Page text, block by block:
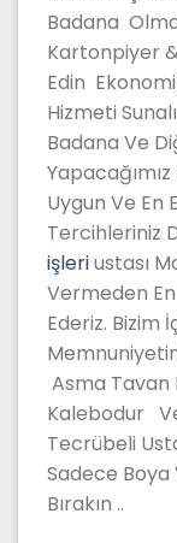
Badana
Kartonpiyer
Edin
Hizmeti
Badana Ve
Uygun Ve En
Tercihleriniz
işleriustası
Vermeden En
Ederiz. Bizim
Asma
Kalebodur
Tecrübeli
Sadece Boya
Bırakın ..